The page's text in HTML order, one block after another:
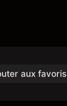
aux favoris